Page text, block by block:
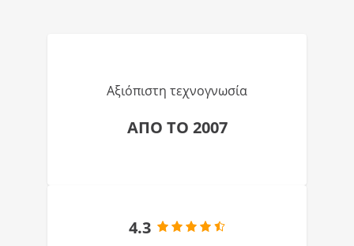
Αξιόπιστη τεχνογνωσία
ΑΠΟ ΤΟ 2007
4.3